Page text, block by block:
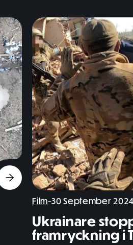
Film-30 September 2024
Ukrainare
framryckning i